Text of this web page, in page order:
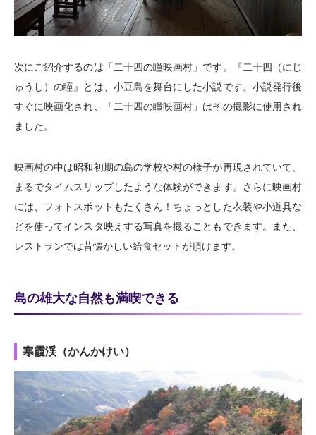
次にご紹介するのは「二十四の瞳映画村」です。『二十四（にじ
ゅうし）の瞳』とは、小豆島を舞台にした小説です。小説発行後
すぐに映画化され、「二十四の瞳映画村」はその撮影に使用され
ました。
映画村の中は昭和初期の島の学校や村の様子が再現されていて、
まるでタイムスリップしたような体験ができます。さらに映画村
には、フォトスポットもたくさん！ちょっとした衣装や小道具な
どを使ってインスタ映えする写真を撮ることもできます。また、
レストランでは昔懐かしい給食セットが頂けます。
島の雄大な自然も満喫できる
寒霞渓（かんかけい）